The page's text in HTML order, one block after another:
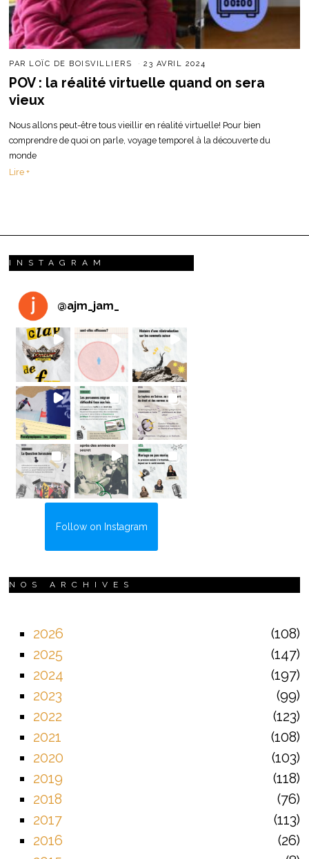
PAR LOÏC DE BOISVILLIERS 23 AVRIL 2024
POV : la réalité virtuelle quand on sera
vieux
Nous allons peut-être tous vieillir en réalité virtuelle! Pour bien
comprendre de quoi on parle, voyage temporel à la découverte du
monde
Lire +
INSTAGRAM
@ajm_jam_
Follow on Instagram
NOS ARCHIVES
2026
108
2025
147
2024
197
2023
99
2022
123
2021
108
2020
103
2019
118
2018
76
2017
113
2016
26